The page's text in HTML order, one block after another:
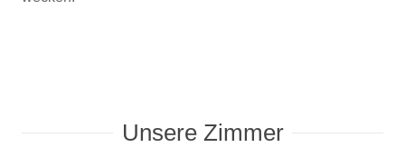
Unsere Zimmer